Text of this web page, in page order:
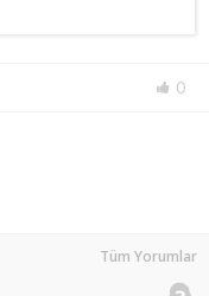
0
Tüm Yorumlar